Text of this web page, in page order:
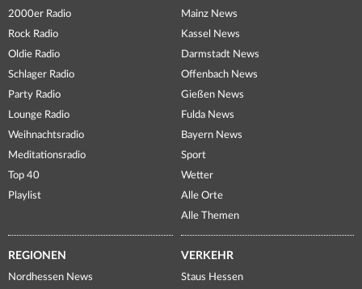
2000er Radio
Rock Radio
Oldie Radio
Schlager Radio
Party Radio
Lounge Radio
Weihnachtsradio
Meditationsradio
Top 40
Playlist
Mainz News
Kassel News
Darmstadt News
Offenbach News
Gießen News
Fulda News
Bayern News
Sport
Wetter
Alle Orte
Alle Themen
REGIONEN
Nordhessen News
VERKEHR
Staus Hessen